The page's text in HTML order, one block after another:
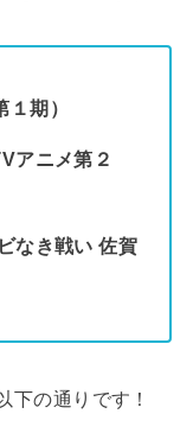
期）
アニメ第２
なき戦い 佐賀
下の通りです！